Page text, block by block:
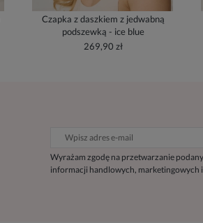
Czapka z daszkiem z jedwabną
podszewką - ice blue
269,90 zł
Wyrażam zgodę na przetwarzanie
informacji handlowych, marketingowych